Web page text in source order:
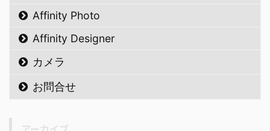
Affinity Photo
Affinity Designer
カメラ
お問合せ